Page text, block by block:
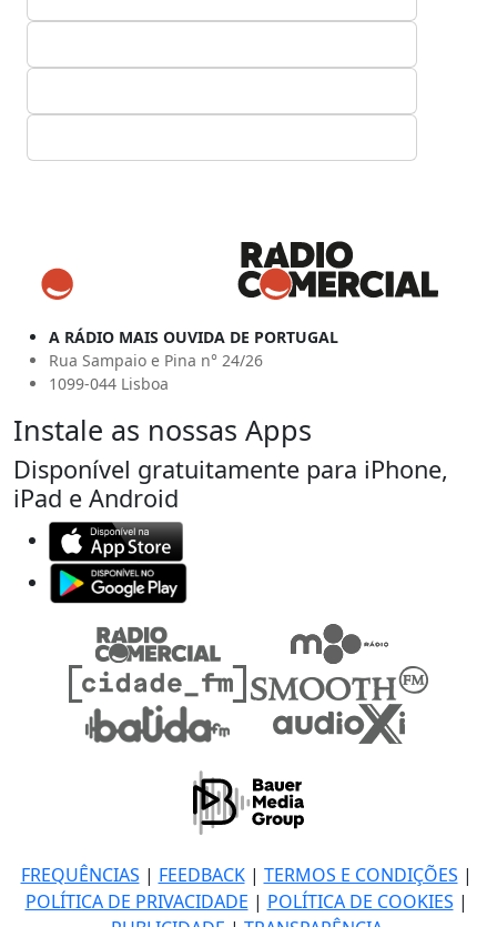
A RÁDIO MAIS OUVIDA DE PORTUGAL
Rua Sampaio e Pina n° 24/26
1099-044 Lisboa
Instale as nossas Apps
Disponível gratuitamente para iPhone,
iPad e Android
FREQUÊNCIAS | FEEDBACK| TERMOS E CONDIÇÕES |
POLÍTICA DE PRIVACIDADE | POLÍTICA DE COOKIES |